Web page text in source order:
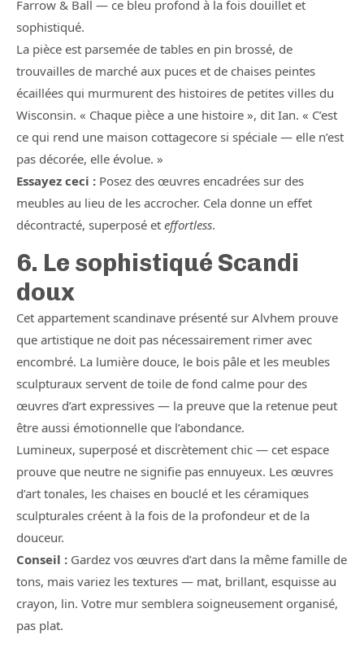
Farrow & Ball — ce bleu profond à la fois douillet et
sophistiqué.
La pièce est parsemée de tables en pin brossé, de
trouvailles de marché aux puces et de chaises peintes
écaillées qui murmurent des histoires de petites villes du
Wisconsin. « Chaque pièce a une histoire », dit Ian. « C’est
ce qui rend une maison cottagecore si spéciale — elle n’est
pas décorée, elle évolue. »
Essayez ceci : Posez des œuvres encadrées sur des
meubles au lieu de les accrocher. Cela donne un effet
décontracté, superposé et effortless.
6. Le sophistiqué Scandi
doux
Cet appartement scandinave présenté sur Alvhem prouve
que artistique ne doit pas nécessairement rimer avec
encombré. La lumière douce, le bois pâle et les meubles
sculpturaux servent de toile de fond calme pour des
œuvres d’art expressives — la preuve que la retenue peut
être aussi émotionnelle que l’abondance.
Lumineux, superposé et discrètement chic — cet espace
prouve que neutre ne signifie pas ennuyeux. Les œuvres
d’art tonales, les chaises en bouclé et les céramiques
sculpturales créent à la fois de la profondeur et de la
douceur.
Conseil : Gardez vos œuvres d’art dans la même famille de
tons, mais variez les textures — mat, brillant, esquisse au
crayon, lin. Votre mur semblera soigneusement organisé,
pas plat.